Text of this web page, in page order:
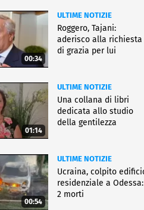
00:34
ULTIME NOTIZIE
Roggero, Tajani:
aderisco alla richiesta
di grazia per lui
01:14
ULTIME NOTIZIE
Una collana di libri
dedicata allo studio
della gentilezza
00:54
ULTIME NOTIZIE
Ucraina, colpito
residenziale a Odessa:
2 morti